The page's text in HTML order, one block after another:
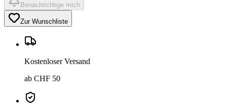
Benachrichtige mich
Zur Wunschliste
Kostenloser Versand
ab CHF 50